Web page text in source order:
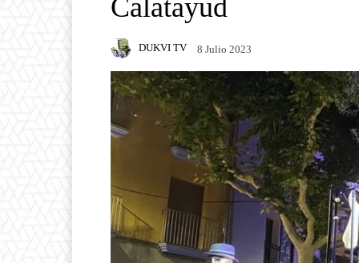
Calatayud
DUKVI TV 8 Julio 2023